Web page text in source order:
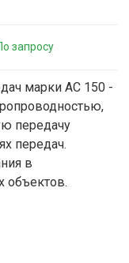
запросу
марки АС 150 -
передачу
передач.
в
объектов.